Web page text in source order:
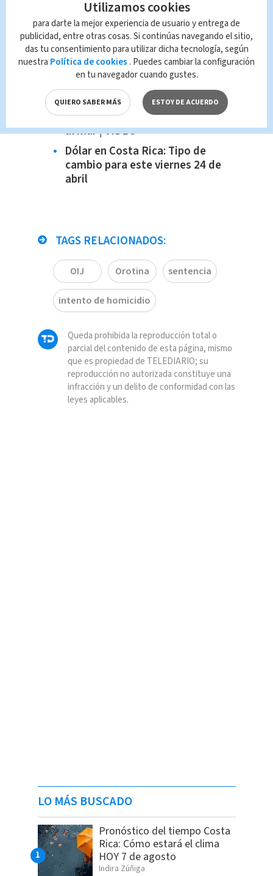
Te recomendamos:
Hombre y su hijo de 11 años son
asesinados en Esparza
Inicia campaña de vacunación
contra influenza; estos son los
grupos prioritarios
Motociclista ingresó con vehículo
al mar | VIDEO
Dólar en Costa Rica: Tipo de
cambio para este viernes 24 de
abril
TAGS RELACIONADOS:
OIJ Orotina sentencia
intento de homicidio
Queda prohibida la reproducción total o
parcial del contenido de esta página, mismo
que es propiedad de TELEDIARIO; su
reproducción no autorizada constituye una
infracción y un delito de conformidad con las
leyes aplicables.
LO MÁS BUSCADO
Pronóstico del tiempo Costa
Rica: Cómo estará el clima
HOY 7 de agosto
Indira Zúñiga
Utilizamos cookies
para darte la mejor experiencia de usuario y entrega de
publicidad, entre otras cosas. Si continúas navegando el sitio,
das tu consentimiento para utilizar dicha tecnología, según
nuestra Política de cookies . Puedes cambiar la configuración
en tu navegador cuando gustes.
QUIERO SABER MÁS ESTOY DE ACUERDO